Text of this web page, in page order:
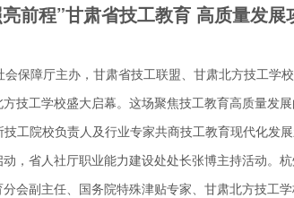
前程”甘肃省技工教育 高质量发展
保障厅主办，甘肃省技工联盟、甘肃北方技工学
技工学校盛大启幕。这场聚焦技工教育高质量发
工院校负责人及行业专家共商技工教育现代化发
，省人社厅职业能力建设处处长张博主持活动。
会副主任、国务院特殊津贴专家、甘肃北方技工